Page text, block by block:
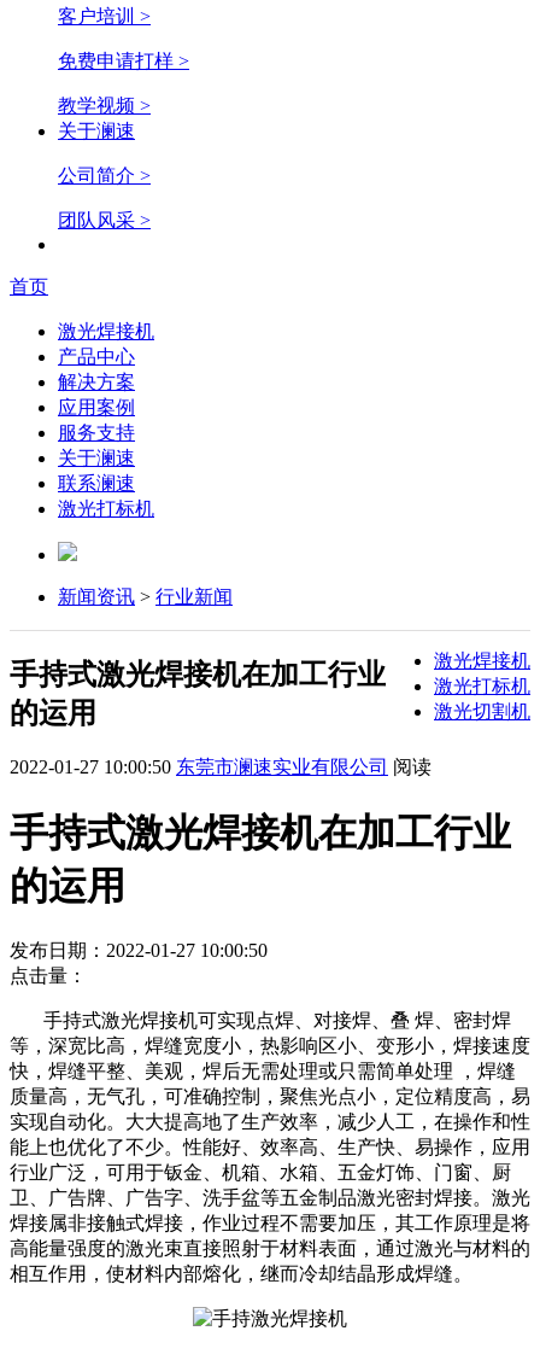
客户培训 >
免费申请打样 >
教学视频 >
关于澜速
公司简介 >
团队风采 >
首页
激光焊接机
产品中心
解决方案
应用案例
服务支持
关于澜速
联系澜速
激光打标机
新闻资讯 > 行业新闻
激光焊接机
激光打标机
激光切割机
手持式激光焊接机在加工行业
的运用
2022-01-27 10:00:50 东莞市澜速实业有限公司 阅读
手持式激光焊接机在加工行业
的运用
发布日期：2022-01-27 10:00:50
点击量：
手持式激光焊接机可实现点焊、对接焊、叠 焊、密封焊
等，深宽比高，焊缝宽度小，热影响区小、变形小，焊接速度
快，焊缝平整、美观，焊后无需处理或只需简单处理 ，焊缝
质量高，无气孔，可准确控制，聚焦光点小，定位精度高，易
实现自动化。大大提高地了生产效率，减少人工，在操作和性
能上也优化了不少。性能好、效率高、生产快、易操作，应用
行业广泛，可用于钣金、机箱、水箱、五金灯饰、门窗、厨
卫、广告牌、广告字、洗手盆等五金制品激光密封焊接。激光
焊接属非接触式焊接，作业过程不需要加压，其工作原理是将
高能量强度的激光束直接照射于材料表面，通过激光与材料的
相互作用，使材料内部熔化，继而冷却结晶形成焊缝。